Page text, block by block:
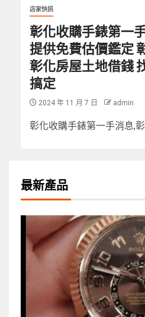
店家快訊
彰化收購手錶第一
提供免費估價鑑定
彰化房屋土地借錢
搞定
2024 年 11 月 7 日 admin
彰化收購手錶第一手消息,
最新產品